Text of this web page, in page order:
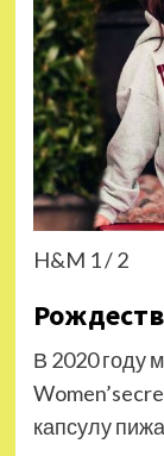
H&M 1 / 2
В 2020 году
капсулу